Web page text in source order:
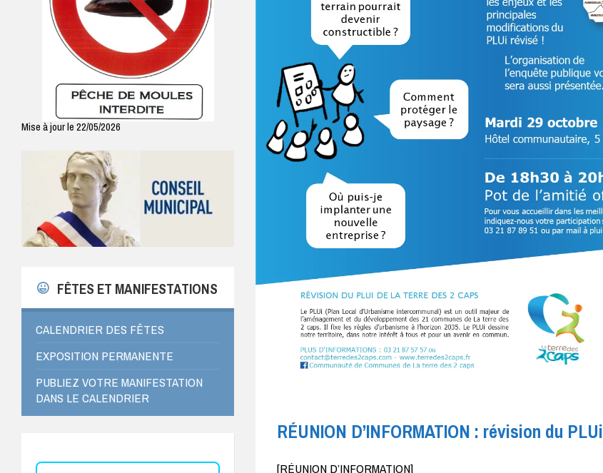
RÉUNION D’INFORMATION : révision du PLUi
[RÉUNION D’INFORMATION]
Mise à jour le 22/05/2026
FÊTES ET MANIFESTATIONS
CALENDRIER DES FÊTES
EXPOSITION PERMANENTE
PUBLIEZ VOTRE MANIFESTATION
DANS LE CALENDRIER